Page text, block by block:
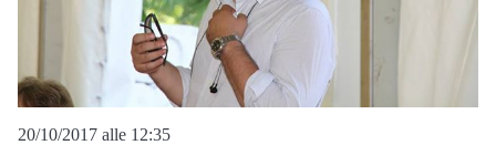
20/10/2017 alle 12:35